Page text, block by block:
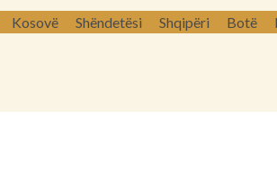
Kosovë Shëndetësi Shqipëri Botë